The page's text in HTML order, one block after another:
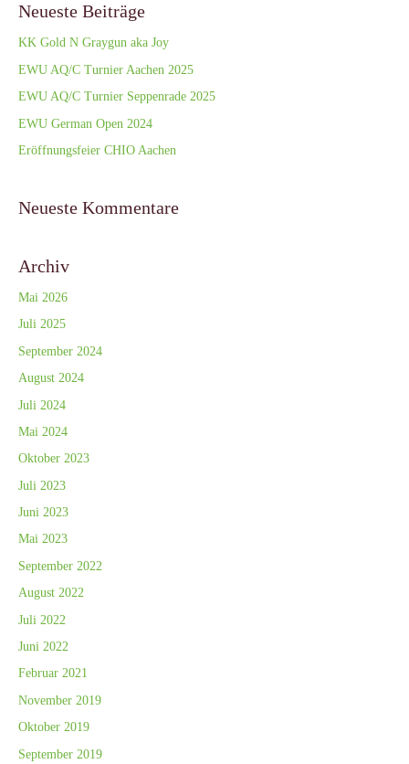
Neueste Beiträge
KK Gold N Graygun aka Joy
EWU AQ/C Turnier Aachen 2025
EWU AQ/C Turnier Seppenrade 2025
EWU German Open 2024
Eröffnungsfeier CHIO Aachen
Neueste Kommentare
Archiv
Mai 2026
Juli 2025
September 2024
August 2024
Juli 2024
Mai 2024
Oktober 2023
Juli 2023
Juni 2023
Mai 2023
September 2022
August 2022
Juli 2022
Juni 2022
Februar 2021
November 2019
Oktober 2019
September 2019